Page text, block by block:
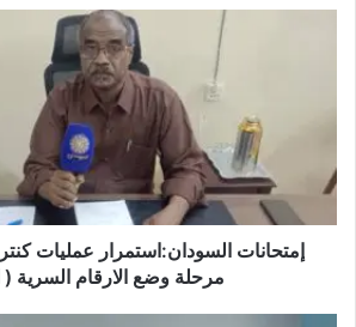
إمتحانات السودان:استمرار عمليات
مرحلة وضع الارقام السرية (